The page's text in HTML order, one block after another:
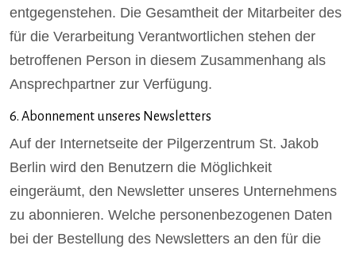
entgegenstehen. Die Gesamtheit der Mitarbeiter des
für die Verarbeitung Verantwortlichen stehen der
betroffenen Person in diesem Zusammenhang als
Ansprechpartner zur Verfügung.
6. Abonnement unseres Newsletters
Auf der Internetseite der Pilgerzentrum St. Jakob
Berlin wird den Benutzern die Möglichkeit
eingeräumt, den Newsletter unseres Unternehmens
zu abonnieren. Welche personenbezogenen Daten
bei der Bestellung des Newsletters an den für die